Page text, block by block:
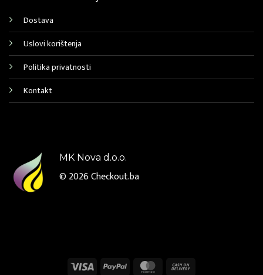
Dostava
Uslovi korištenja
Politika privatnosti
Kontakt
MK Nova d.o.o.
© 2026Checkout.ba